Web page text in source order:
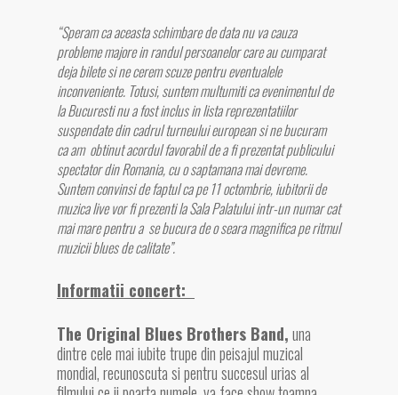
“Speram ca aceasta schimbare de data nu va cauza
probleme majore in randul persoanelor care au cumparat
deja bilete si ne cerem scuze pentru eventualele
inconveniente. Totusi, suntem multumiti ca evenimentul de
la Bucuresti nu a fost inclus in lista reprezentatiilor
suspendate din cadrul turneului european si ne bucuram
ca am obtinut acordul favorabil de a fi prezentat publicului
spectator din Romania, cu o saptamana mai devreme.
Suntem convinsi de faptul ca pe 11 octombrie, iubitorii de
muzica live vor fi prezenti la Sala Palatului intr-un numar cat
mai mare pentru a se bucura de o seara magnifica pe ritmul
muzicii blues de calitate”.
Informatii concert:
The Original Blues Brothers Band,una
dintre cele mai iubite trupe din peisajul muzical
mondial, recunoscuta si pentru succesul urias al